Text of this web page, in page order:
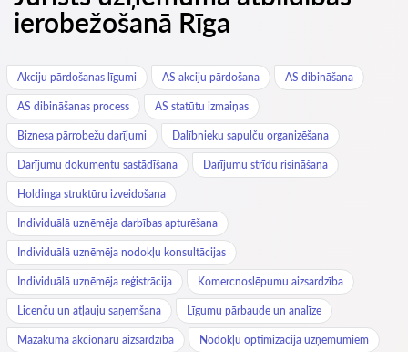
ierobežošanā Rīga
Akciju pārdošanas līgumi AS akciju pārdošana AS dibināšana
AS dibināšanas process AS statūtu izmaiņas
Biznesa pārrobežu darījumi Dalībnieku sapulču organizēšana
Darījumu dokumentu sastādīšana Darījumu strīdu risināšana
Holdinga struktūru izveidošana
Individuālā uzņēmēja darbības apturēšana
Individuālā uzņēmēja nodokļu konsultācijas
Individuālā uzņēmēja reģistrācija Komercnoslēpumu aizsardzība
Licenču un atļauju saņemšana Līgumu pārbaude un analīze
Mazākuma akcionāru aizsardzība Nodokļu optimizācija uzņēmumiem